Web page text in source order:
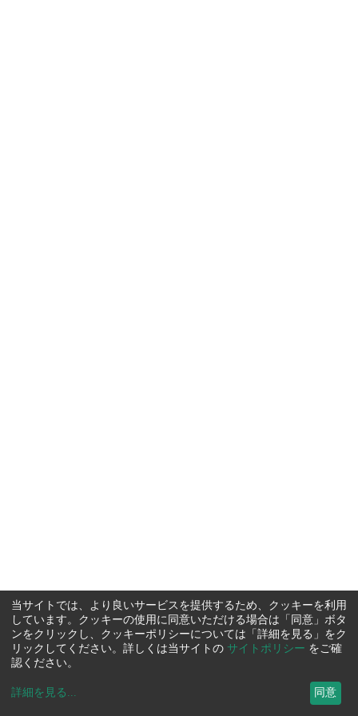
当サイトでは、より良いサービスを提供するため、クッキーを利用
しています。クッキーの使用に同意いただける場合は「同意」ボタ
ンをクリックし、クッキーポリシーについては「詳細を見る」をク
リックしてください。詳しくは当サイトの サイトポリシー をご確
認ください。
詳細を見る ... 同意